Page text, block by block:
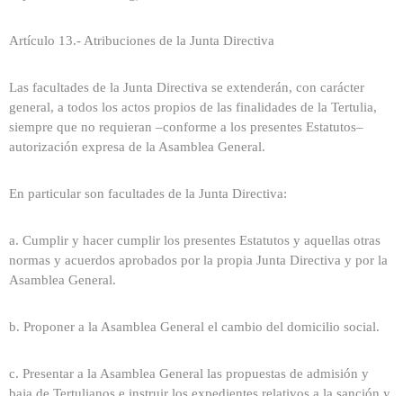
Artículo 13.- Atribuciones de la Junta Directiva
Las facultades de la Junta Directiva se extenderán, con carácter
general, a todos los actos propios de las finalidades de la Tertulia,
siempre que no requieran –conforme a los presentes Estatutos–
autorización expresa de la Asamblea General.
En particular son facultades de la Junta Directiva:
a. Cumplir y hacer cumplir los presentes Estatutos y aquellas otras
normas y acuerdos aprobados por la propia Junta Directiva y por la
Asamblea General.
b. Proponer a la Asamblea General el cambio del domicilio social.
c. Presentar a la Asamblea General las propuestas de admisión y